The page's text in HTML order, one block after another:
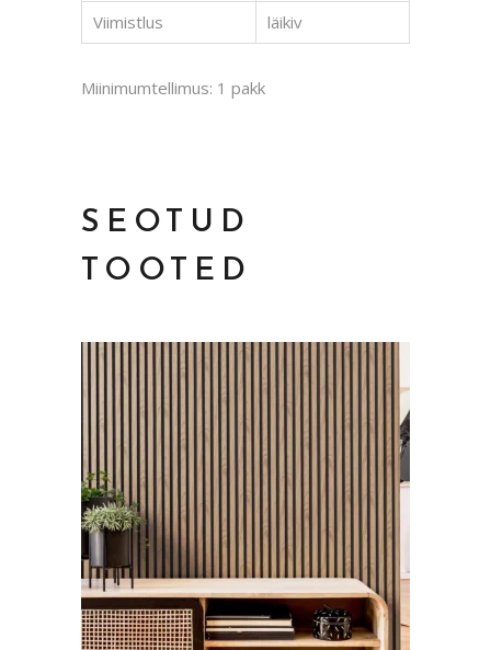
Viimistlus läikiv
Miinimumtellimus: 1 pakk
SEOTUD
TOOTED